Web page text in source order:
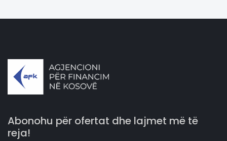
Abonohu për ofertat dhe lajmet më të
reja!